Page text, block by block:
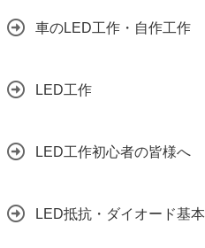
車のLED工作・自作工作
LED工作
LED工作初心者の皆様へ
LED抵抗・ダイオード基本